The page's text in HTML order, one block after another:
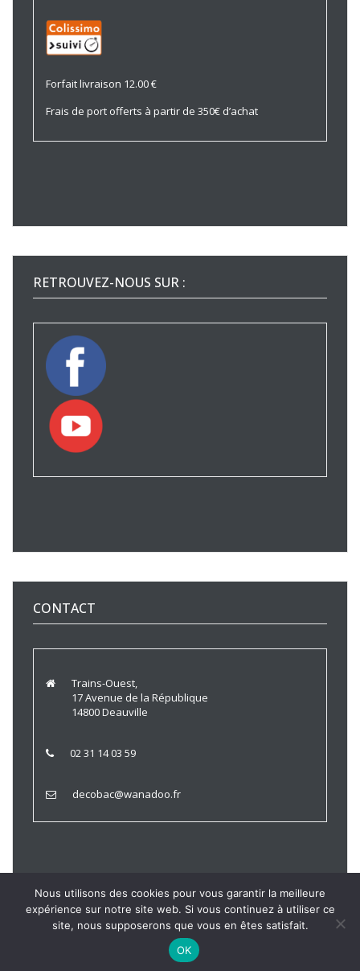
Forfait livraison 12.00 €
Frais de port offerts à partir de 350€ d’achat
RETROUVEZ-NOUS SUR :
CONTACT
Trains-Ouest,
17 Avenue de la République
14800 Deauville
02 31 14 03 59
decobac@wanadoo.fr
Trains Ouest © 2021 |Politique de Confidentialité| Mentions
Légales
Nous utilisons des cookies pour vous garantir la meilleure
expérience sur notre site web. Si vous continuez à utiliser ce
site, nous supposerons que vous en êtes satisfait.
OK